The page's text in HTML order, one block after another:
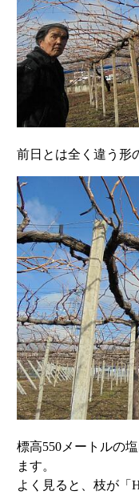
前日とは全く違う形
標高550メートルの
ます。
よく見ると、枝が「